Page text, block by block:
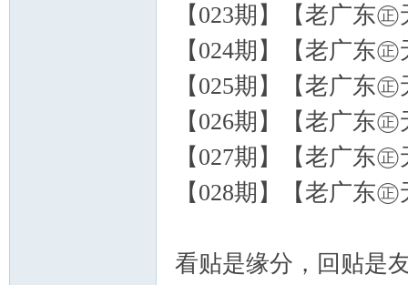
【023期】【老广东
【024期】【老广东
【025期】【老广东
【026期】【老广东
【027期】【老广东
【028期】【老广东
看贴是缘分，回贴是